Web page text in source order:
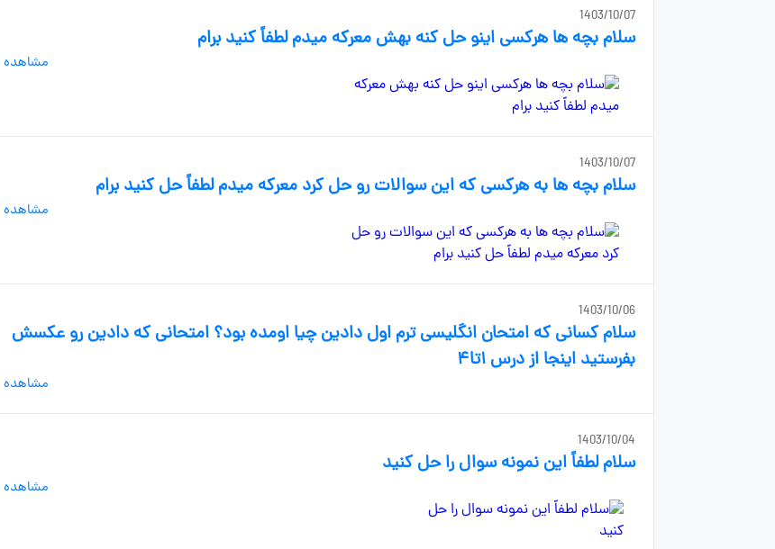
1403/10/07
سلام بچه ها هرکسی اینو حل کنه بهش معرکه میدم لطفاً کنید برام
مشاهده
1403/10/07
سلام بچه ها به هرکسی که این سوالات رو حل کرد معرکه میدم لطفاً حل کنید برام
مشاهده
1403/10/06
سلام کسانی که امتحان انگلیسی ترم اول دادین چیا اومده بود؟ امتحانی که دادین رو عکسش
بفرستید اینجا از درس ۱تا۴
مشاهده
1403/10/04
سلام لطفاً این نمونه سوال را حل کنید
مشاهده